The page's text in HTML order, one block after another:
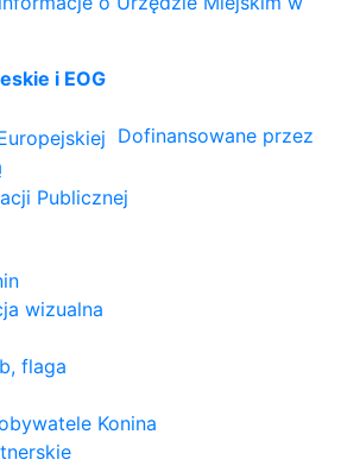
i EOG
Dofinansowane przez
wizualna
flaga
Konina